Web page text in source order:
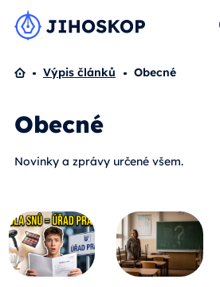
Domů
Výpis článků Obecné
Obecné
Novinky a zprávy určené všem.